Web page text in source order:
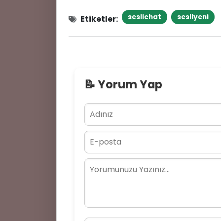
Etiketler: seslichat sesliyeni
📝 Yorum Yap